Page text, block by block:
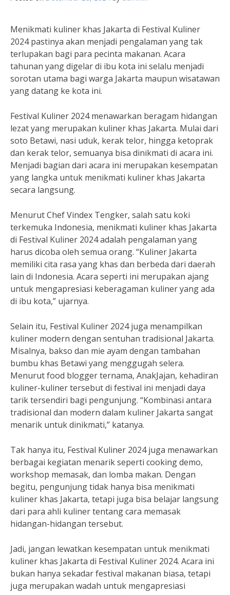
Menikmati kuliner khas Jakarta di Festival Kuliner
2024 pastinya akan menjadi pengalaman yang tak
terlupakan bagi para pecinta makanan. Acara
tahunan yang digelar di ibu kota ini selalu menjadi
sorotan utama bagi warga Jakarta maupun wisatawan
yang datang ke kota ini.
Festival Kuliner 2024 menawarkan beragam hidangan
lezat yang merupakan kuliner khas Jakarta. Mulai dari
soto Betawi, nasi uduk, kerak telor, hingga ketoprak
dan kerak telor, semuanya bisa dinikmati di acara ini.
Menjadi bagian dari acara ini merupakan kesempatan
yang langka untuk menikmati kuliner khas Jakarta
secara langsung.
Menurut Chef Vindex Tengker, salah satu koki
terkemuka Indonesia, menikmati kuliner khas Jakarta
di Festival Kuliner 2024 adalah pengalaman yang
harus dicoba oleh semua orang. “Kuliner Jakarta
memiliki cita rasa yang khas dan berbeda dari daerah
lain di Indonesia. Acara seperti ini merupakan ajang
untuk mengapresiasi keberagaman kuliner yang ada
di ibu kota,” ujarnya.
Selain itu, Festival Kuliner 2024 juga menampilkan
kuliner modern dengan sentuhan tradisional Jakarta.
Misalnya, bakso dan mie ayam dengan tambahan
bumbu khas Betawi yang menggugah selera.
Menurut food blogger ternama, AnakJajan, kehadiran
kuliner-kuliner tersebut di festival ini menjadi daya
tarik tersendiri bagi pengunjung. “Kombinasi antara
tradisional dan modern dalam kuliner Jakarta sangat
menarik untuk dinikmati,” katanya.
Tak hanya itu, Festival Kuliner 2024 juga menawarkan
berbagai kegiatan menarik seperti cooking demo,
workshop memasak, dan lomba makan. Dengan
begitu, pengunjung tidak hanya bisa menikmati
kuliner khas Jakarta, tetapi juga bisa belajar langsung
dari para ahli kuliner tentang cara memasak
hidangan-hidangan tersebut.
Jadi, jangan lewatkan kesempatan untuk menikmati
kuliner khas Jakarta di Festival Kuliner 2024. Acara ini
bukan hanya sekadar festival makanan biasa, tetapi
juga merupakan wadah untuk mengapresiasi